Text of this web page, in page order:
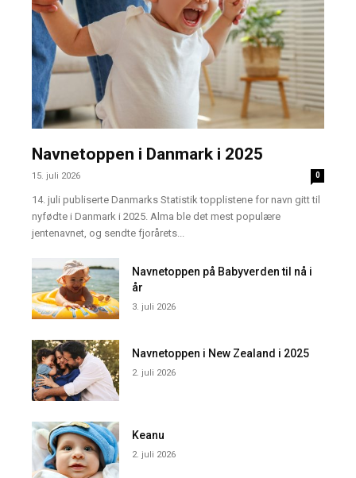
Navnetoppen i Danmark i 2025
15. juli 2026 0
14. juli publiserte Danmarks Statistik topplistene for navn gitt til
nyfødte i Danmark i 2025. Alma ble det mest populære
jentenavnet, og sendte fjorårets...
Navnetoppen på Babyverden til nå i
år
3. juli 2026
Navnetoppen i New Zealand i 2025
2. juli 2026
Keanu
2. juli 2026